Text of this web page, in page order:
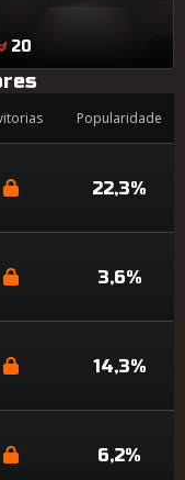
20
Popularidade
22,3%
3,6%
14,3%
6,2%